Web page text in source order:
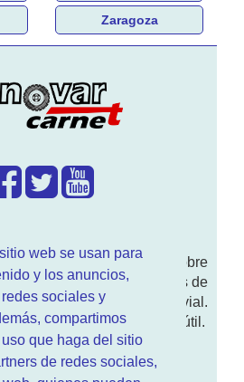
web se usan para
y los anuncios,
sociales y
compartimos
que haga del sitio
de redes sociales,
Zaragoza
Te contamos sobre
de conducir, noticias de
sobre todo seguridad vial.
tipo de información DGT útil.